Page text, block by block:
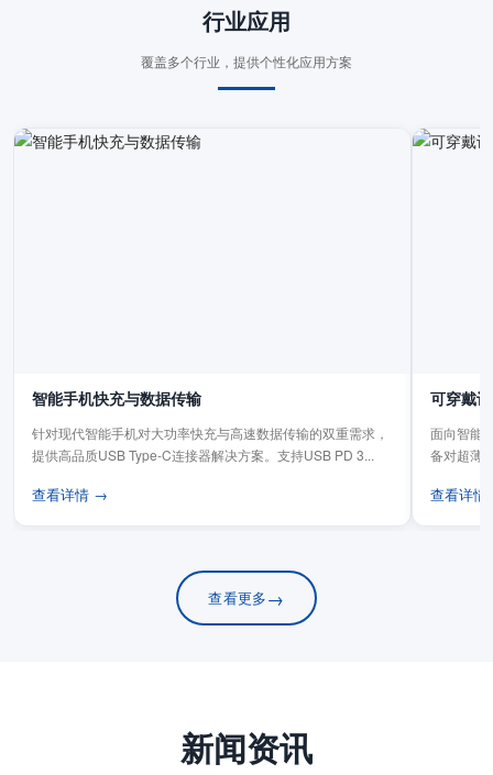
行业应用
覆盖多个行业，提供个性化应用方案
智能手机快充与数据传输
针对现代智能手机对大功率快充与高速数据传输的双重需求，
提供高品质USB Type-C连接器解决方案。支持USB PD 3...
查看详情 →
可穿戴
面向智能
备对超薄
查看详
查看更多→
新闻资讯